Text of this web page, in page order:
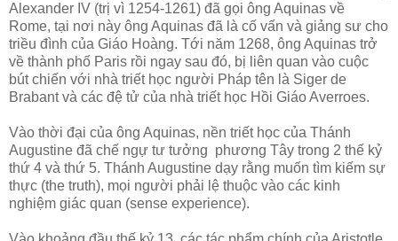
Alexander IV (trị vì 1254-1261) đã gọi ông Aquinas về
Rome, tại nơi này ông Aquinas đã là cố vấn và giảng sư cho
triều đình của Giáo Hoàng. Tới năm 1268, ông Aquinas trở
về thành phố Paris rồi ngay sau đó, bị liên quan vào cuộc
bút chiến với nhà triết học người Pháp tên là Siger de
Brabant và các đệ tử của nhà triết học Hồi Giáo Averroes.
Vào thời đại của ông Aquinas, nền triết học của Thánh
Augustine đã chế ngự tư tưởng phương Tây trong 2 thế kỷ
thứ 4 và thứ 5. Thánh Augustine dạy rằng muốn tìm kiếm sự
thực (the truth), mọi người phải lệ thuộc vào các kinh
nghiệm giác quan (sense experience).